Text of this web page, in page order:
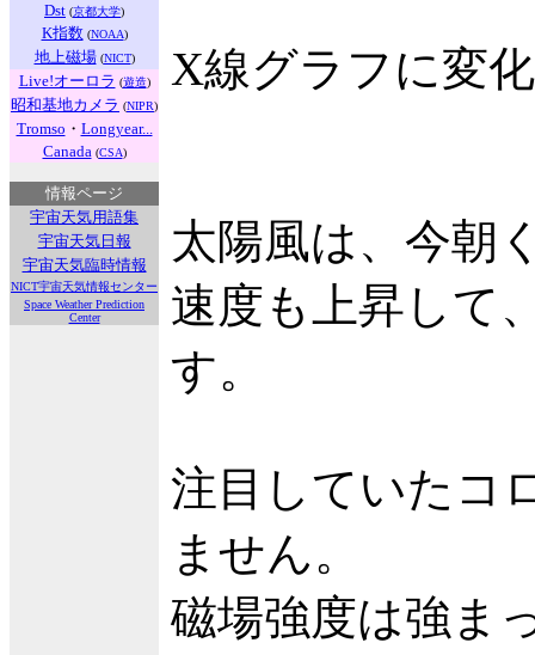
Dst (京都大学)
K指数(NOAA)
地上磁場(NICT)
Live!オーロラ (遊造)
昭和基地カメラ (NIPR)
Tromso ・ Longyear...
Canada (CSA)
情報ページ
宇宙天気用語集
宇宙天気日報
宇宙天気臨時情報
NICT宇宙天気情報センター
Space Weather Prediction
Center
X線グラフに変
太陽風は、今朝
速度も上昇して
す。
注目していたコ
ません。
磁場強度は強ま